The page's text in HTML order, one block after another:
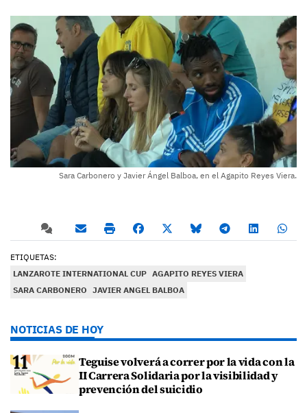
Sara Carbonero y Javier Ángel Balboa, en el Agapito Reyes Viera.
ETIQUETAS:
LANZAROTE INTERNATIONAL CUP AGAPITO REYES VIERA
SARA CARBONERO JAVIER ANGEL BALBOA
NOTICIAS DE HOY
Teguise volverá a correr por la vida con la
II Carrera Solidaria por la visibilidad y
prevención del suicidio